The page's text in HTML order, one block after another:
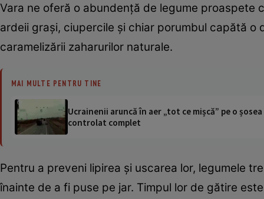
Vara ne oferă o abundență de legume proaspete
ardeii grași, ciupercile și chiar porumbul capătă
caramelizării zaharurilor naturale.
MAI MULTE PENTRU TINE
Ucrainenii aruncă în aer „tot ce mișcă” pe o
controlat complet
Pentru a preveni lipirea și uscarea lor, legumele
înainte de a fi puse pe jar. Timpul lor de gătire